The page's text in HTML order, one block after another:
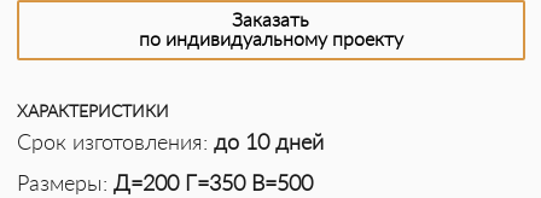
Заказать
по индивидуальному проекту
ХАРАКТЕРИСТИКИ
Срок изготовления: до 10 дней
Размеры: Д=200 Г=350 В=500